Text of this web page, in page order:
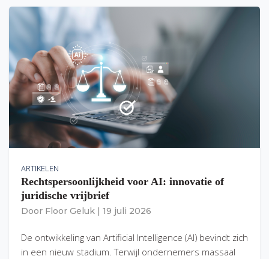
ARTIKELEN
Rechtspersoonlijkheid voor AI: innovatie of
juridische vrijbrief
Door Floor Geluk 19 juli 2026
De ontwikkeling van Artificial Intelligence (AI) bevindt zich
in een nieuw stadium. Terwijl ondernemers massaal